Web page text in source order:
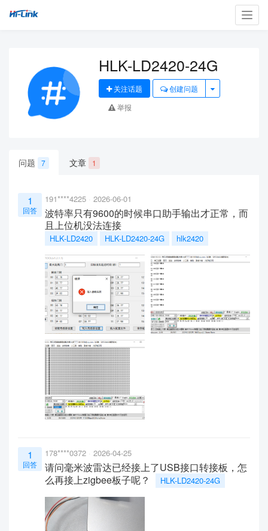
HLK-LD2420-24G
关注话题
创建问题
举报
问题 7 文章 1
1
回答
191****4225 2026-06-01
波特率只有9600的时候串口助手输出才正常，而
且上位机没法连接
HLK-LD2420 HLK-LD2420-24G hlk2420
1
回答
178****0372 2026-04-25
请问毫米波雷达已经接上了USB接口转接板，怎
么再接上zigbee板子呢？
HLK-LD2420-24G